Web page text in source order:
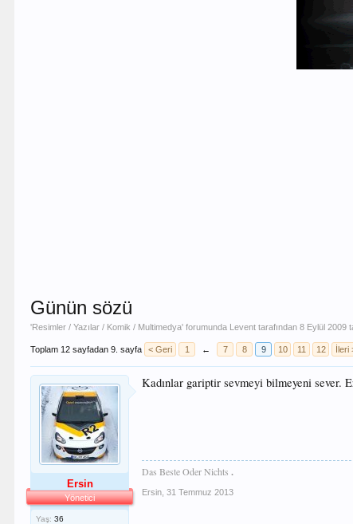
Günün sözü
'Resimler / Yazılar / Komik / Multimedya' forumunda Levent tarafından8 Eylül 2009
Toplam 12 sayfadan 9. sayfa < Geri 1 ← 7 8 9 10 11 12 İleri
Ersin
Yönetici
Yaş: 36
Kadınlar gariptir sevmeyi bilmeyeni sever.
Das Beste Oder Nichts .
Ersin 31 Temmuz 2013